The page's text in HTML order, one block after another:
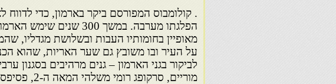
. קולומבוס המפורסם ביקר בארמון, כדי
הפלגתו מערבה. במשך 300
מאופיין בחומותיו העבות ובשלושת מגדליו,
על העיר ובו משובץ גם שער האריות, שהוא
לביקור בגני הארמון – גנים מרהיבים בסגנון
מוריים, סרקופג רומי משלהי המאה ה-2, פסיפסים רומיים וחצרות בסגנון מוסלמי.